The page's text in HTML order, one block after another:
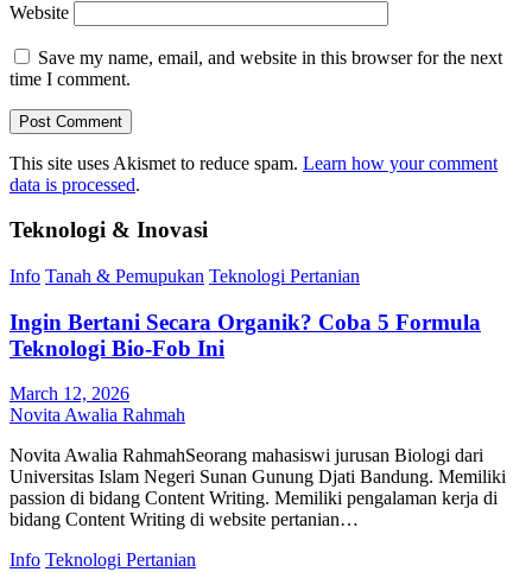
Website
Save my name, email, and website in this browser for the next
time I comment.
This site uses Akismet to reduce spam. Learn how your comment
data is processed.
Teknologi & Inovasi
Info Tanah & Pemupukan Teknologi Pertanian
Ingin Bertani Secara Organik? Coba 5 Formula
Teknologi Bio-Fob Ini
March 12, 2026
Novita Awalia Rahmah
Novita Awalia RahmahSeorang mahasiswi jurusan Biologi dari
Universitas Islam Negeri Sunan Gunung Djati Bandung. Memiliki
passion di bidang Content Writing. Memiliki pengalaman kerja di
bidang Content Writing di website pertanian…
Info Teknologi Pertanian